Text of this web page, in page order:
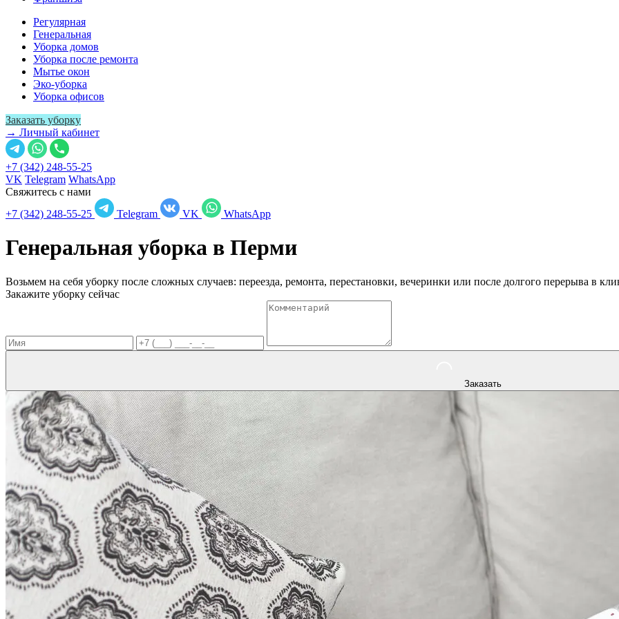
Регулярная
Генеральная
Уборка домов
Уборка после ремонта
Мытье окон
Эко-уборка
Уборка офисов
Заказать уборку
→ Личный кабинет
+7 (342) 248-55-25
VK Telegram WhatsApp
Свяжитесь с нами
+7 (342) 248-55-25
Telegram VK WhatsApp
Генеральная уборка в Перми
Возьмем на себя уборку после сложных случаев: переезда, ремонта, перестановки, вечеринки или после долгого перерыва в
Закажите уборку сейчас
Заказать